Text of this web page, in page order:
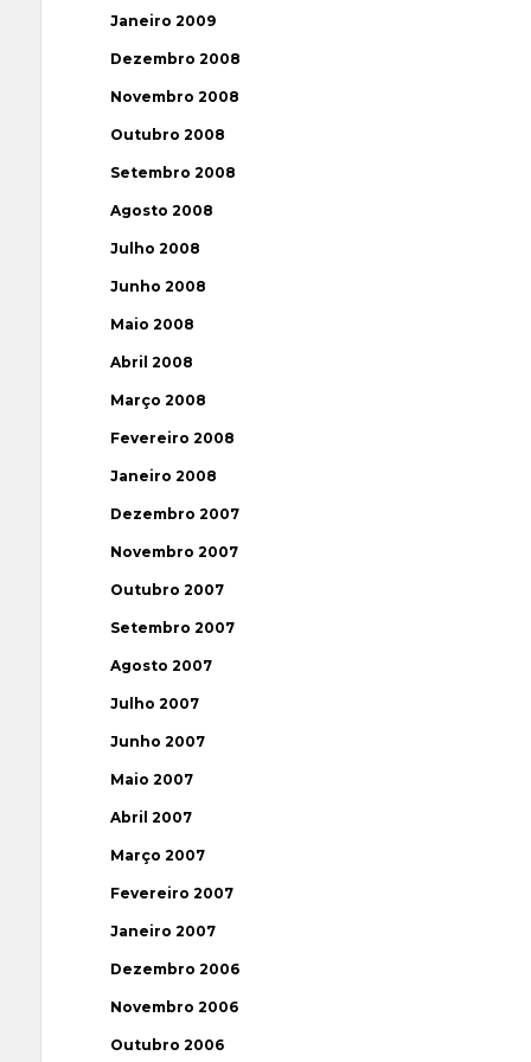
Janeiro 2009
Dezembro 2008
Novembro 2008
Outubro 2008
Setembro 2008
Agosto 2008
Julho 2008
Junho 2008
Maio 2008
Abril 2008
Março 2008
Fevereiro 2008
Janeiro 2008
Dezembro 2007
Novembro 2007
Outubro 2007
Setembro 2007
Agosto 2007
Julho 2007
Junho 2007
Maio 2007
Abril 2007
Março 2007
Fevereiro 2007
Janeiro 2007
Dezembro 2006
Novembro 2006
Outubro 2006